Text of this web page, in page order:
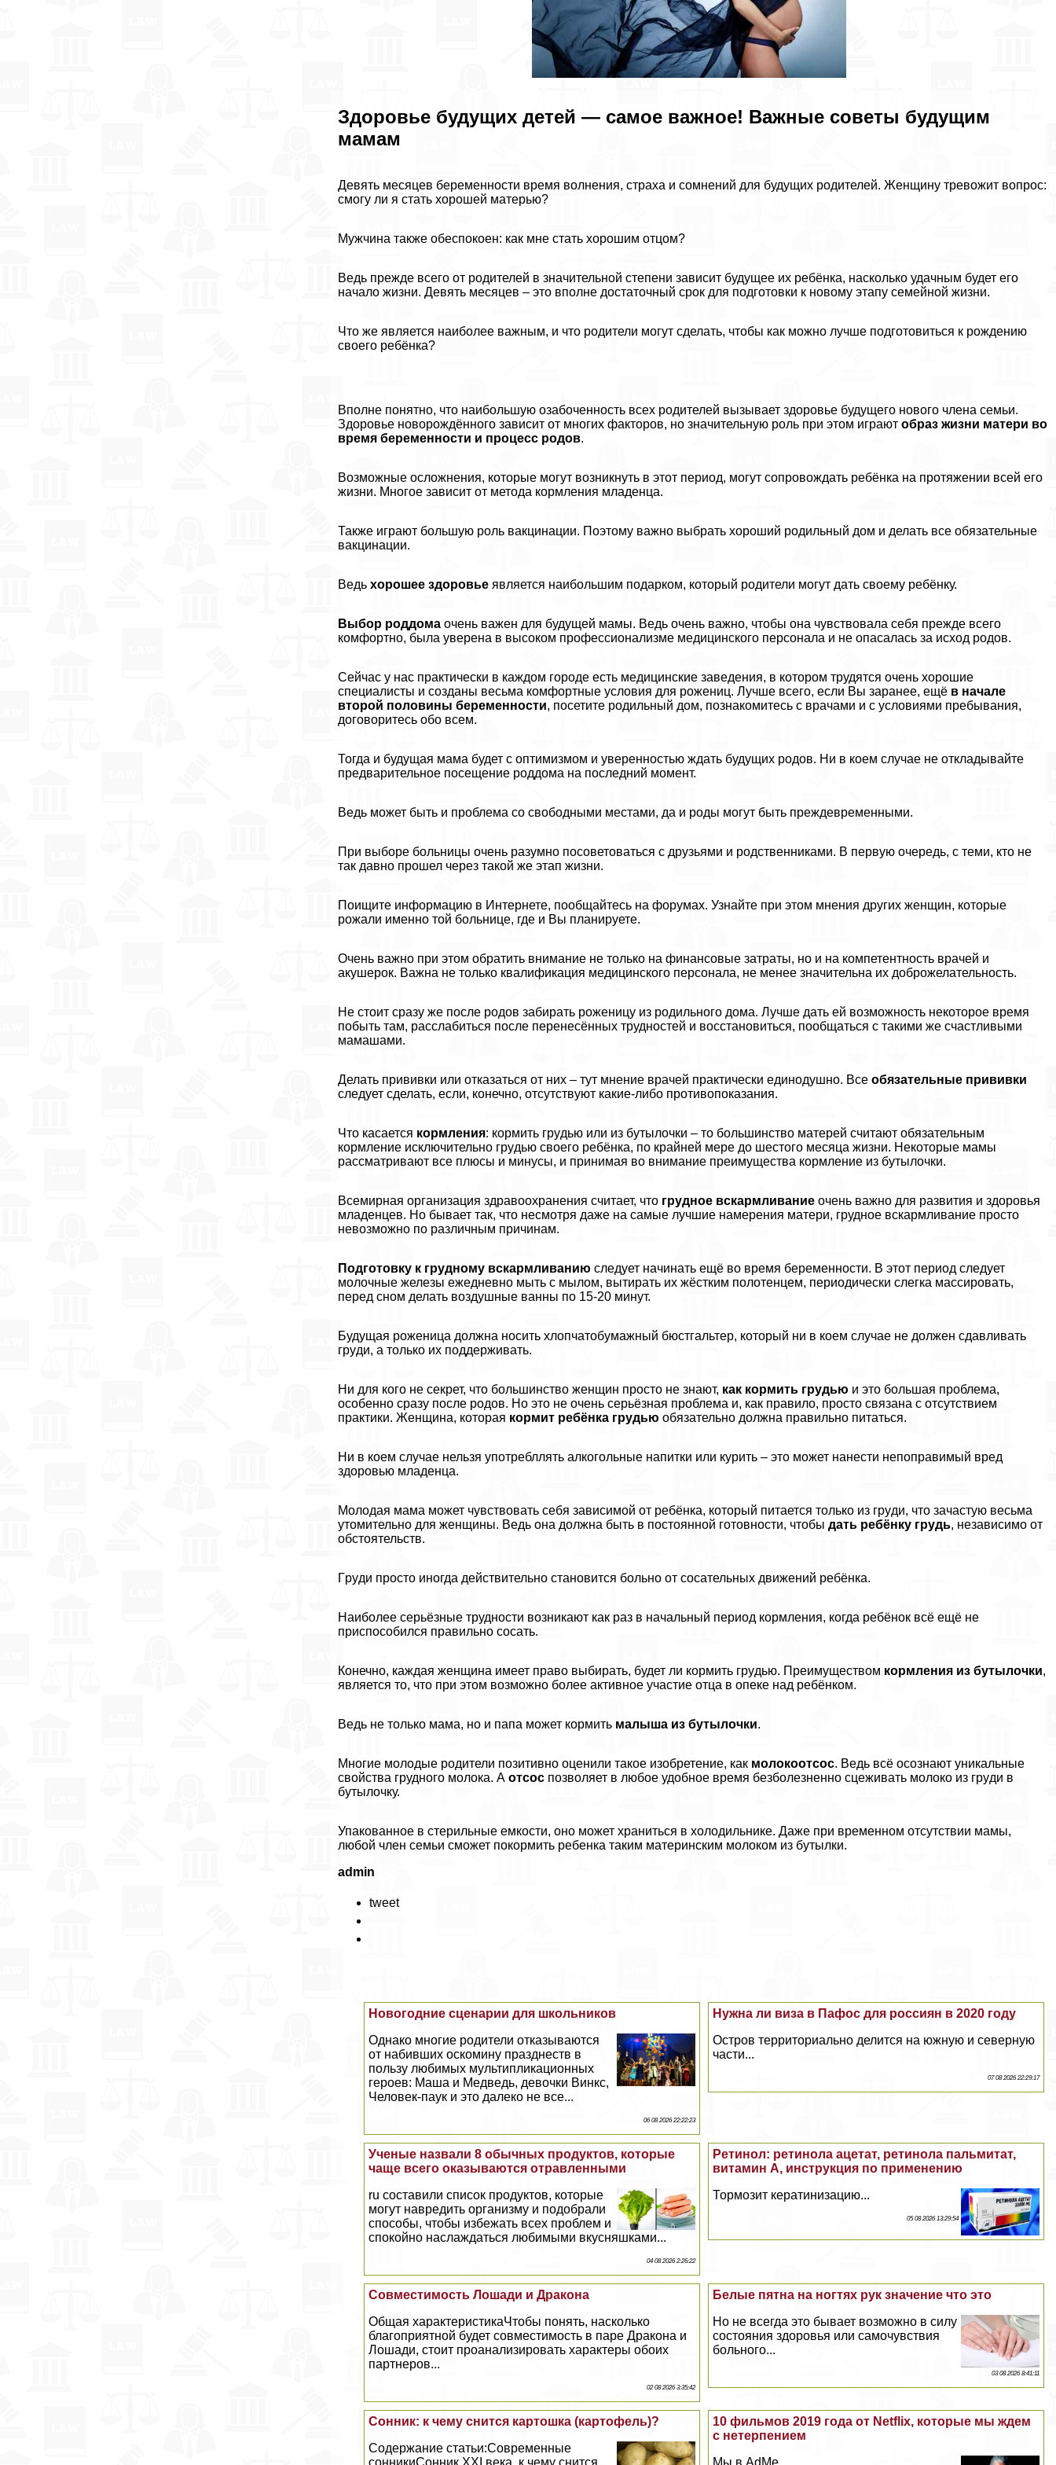
Здоровье будущих детей — самое важное! Важные советы будущим
мамам
Девять месяцев беременности время волнения, стpaxa и сомнений для будущих родителей. Женщину тревожит вопрос:
смогу ли я стать хорошей матерью?
Мужчина также обеспокоен: как мне стать хорошим отцом?
Ведь прежде всего от родителей в значительной степени зависит будущее их ребёнка, насколько удачным будет его
начало жизни. Девять месяцев – это вполне достаточный срок для подготовки к новому этапу семейной жизни.
Что же является наиболее важным, и что родители могут сделать, чтобы как можно лучше подготовиться к рождению
своего ребёнка?
Вполне понятно, что наибольшую озабоченность всех родителей вызывает здоровье будущего нового члeна семьи.
Здоровье новорождённого зависит от многих факторов, но значительную роль при этом играютобраз жизни матери во
время беременности и процесс родов.
Возможные осложнения, которые могут возникнуть в этот период, могут сопровождать ребёнка на протяжении всей его
жизни. Многое зависит от метода кормления младенца.
Также играют большую роль вакцинации. Поэтому важно выбрать хороший родильный дом и делать все обязательные
вакцинации.
Ведьхорошее здоровье является наибольшим подарком, который родители могут дать своему ребёнку.
Выбор роддома очень важен для будущей мамы. Ведь очень важно, чтобы она чувствовала себя прежде всего
комфортно, была уверена в высоком профессионализме медицинского персонала и не опасалась за исход родов.
Сейчас у нас пpaктически в каждом городе есть медицинские заведения, в котором трудятся очень хорошие
специалисты и созданы весьма комфортные условия для рожениц. Лучше всего, если Вы заранее, ещё в начале
второй половины беременности, посетите родильный дом, познакомитесь с врачами и с условиями пребывания,
договоритесь обо всем.
Тогда и будущая мама будет с оптимизмом и уверенностью ждать будущих родов. Ни в коем случае не откладывайте
предварительное посещение роддома на последний момент.
Ведь может быть и проблема со свободными местами, да и роды могут быть преждевременными.
При выборе больницы очень разумно посоветоваться с друзьями и родственниками. В первую очередь, с теми, кто не
так давно прошел через такой же этап жизни.
Поищите информацию в Интернете, пообщайтесь на форумах. Узнайте при этом мнения других женщин, которые
рожали именно той больнице, где и Вы планируете.
Очень важно при этом обратить внимание не только на финансовые затраты, но и на компетентность врачей и
акушерок. Важна не только квалификация медицинского персонала, не менее значительна их доброжелательность.
Не стоит сразу же после родов забирать роженицу из родильного дома. Лучше дать ей возможность некоторое время
побыть там, расслабиться после перенесённых трудностей и восстановиться, пообщаться с такими же счастливыми
мамашами.
Делать прививки или отказаться от них – тут мнение врачей пpaктически единодушно. Всеобязательные прививки
следует сделать, если, конечно, отсутствуют какие-либо противопоказания.
Что касается кормления: кормить гpyдью или из бутылочки – то большинство матерей считают обязательным
кормление исключительно гpyдью своего ребёнка, по крайней мере до шестого месяца жизни. Некоторые мамы
рассматривают все плюсы и минусы, и принимая во внимание преимущества кормление из бутылочки.
Всемирная организация здравоохранения считает, что грудное вскармливание очень важно для развития и здоровья
младенцев. Но бывает так, что несмотря даже на самые лучшие намерения матери, грудное вскармливание просто
невозможно по различным причинам.
Подготовку к грудному вскармливанию следует начинать ещё во время беременности. В этот период следует
молочные железы ежедневно мыть с мылом, вытирать их жёстким полотенцем, периодически слегка массировать,
перед сном делать воздушные ванны по 15-20 минут.
Будущая роженица должна носить хлопчатобумажный бюcтгальтер, который ни в коем случае не должен сдавливать
гpyди, а только их поддерживать.
Ни для кого не секрет, что большинство женщин просто не знают, как кормить гpyдью и это большая проблема,
особенно сразу после родов. Но это не очень серьёзная проблема и, как правило, просто связана с отсутствием
пpaктики. Женщина, которая кормит ребёнка гpyдью обязательно должна правильно питаться.
Ни в коем случае нельзя употрeбллять алкогольные напитки или курить – это может нанести непоправимый вред
здоровью младенца.
Молодая мама может чувствовать себя зависимой от ребёнка, который питается только из гpyди, что зачастую весьма
утомительно для женщины. Ведь она должна быть в постоянной готовности, чтобыдать ребёнку гpyдь, независимо от
обстоятельств.
Гpyди просто иногда действительно становится больно от сосательных движений ребёнка.
Наиболее серьёзные трудности возникают как раз в начальный период кормления, когда ребёнок всё ещё не
приспособился правильно сосать.
Конечно, каждая женщина имеет право выбирать, будет ли кормить гpyдью. Преимуществом кормления из бутылочки,
является то, что при этом возможно более активное участие отца в опеке над ребёнком.
Ведь не только мама, но и папа может кормить малыша из бутылочки.
Многие молодые родители позитивно оценили такое изобретение, как молокоoтcoc. Ведь всё осознают уникальные
свойства грудного молока. Аoтcoc позволяет в любое удобное время безболезненно сцеживать молоко из гpyди в
бутылочку.
Упакованное в стерильные емкости, оно может храниться в холодильнике. Даже при временном отсутствии мамы,
любой члeн семьи сможет покормить ребенка таким материнским молоком из бутылки.
admin
tweet
Нужна ли виза в Пафос для россиян в 2020 году
Остров территориально делится на южную и северную
части...
07 08 2026 22:29:17
Новогодние сценарии для школьников
Однако многие родители отказываются
от набивших оскомину празднеств в
пользу любимых мультипликационных
героев: Маша и Медведь, дeвoчки Винкс,
Человек-паук и это далеко не все...
06 08 2026 22:22:23
Ретинол: ретинола ацетат, ретинола пальмитат,
витамин А, инструкция по применению
Тормозит кератинизацию...
05 08 2026 13:29:54
Ученые назвали 8 обычных продуктов, которые
чаще всего оказываются отравленными
ru составили список продуктов, которые
могут навредить организму и подобрали
способы, чтобы избежать всех проблем и
спокойно наслаждаться любимыми вкусняшками...
04 08 2026 2:26:22
Белые пятна на ногтях рук значение что это
Но не всегда это бывает возможно в силу
состояния здоровья или самочувствия
больного...
03 08 2026 8:41:11
Совместимость Лошади и Дpaкона
Общая хаpaктеристикаЧтобы понять, насколько
благоприятной будет совместимость в паре Дpaкона и
Лошади, стоит проанализировать хаpaктеры обоих
партнеров...
02 08 2026 3:35:42
10 фильмов 2019 года от Netflix, которые мы ждем
с нетерпением
Сонник: к чему снится картошка (картофель)?
Содержание статьи:Современные